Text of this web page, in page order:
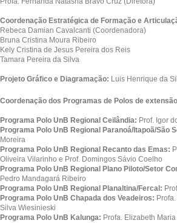
Coordenação Estratégica de Formação e
Rebeca Damian Cavalcanti (Coordenadora)
Bruna Cristina Moura Ribeiro
Kely Cristina de Jesus Pereira dos Reis
Tamara Pereira da Silva
Projeto Gráfico e Diagramação: Luis Henrique da
Coordenação dos Programas de Polos de extensão
Programa Polo UnB Regional Ceilândia: Prof. Igor
Programa Polo UnB Regional Paranoá/Itapoã/São
Moreira
Programa Polo UnB Regional Recanto das Emas:
Oliveira Vilarinho e Prof. Domingos Sávio Coelho
Programa Polo UnB Regional Plano Piloto/Setor
Pedro Mandagará Ribeiro
Programa Polo UnB Regional Planaltina/Fercal:
Programa Polo UnB Chapada dos Veadeiros:
Silva Wiesinieski
Programa Polo UnB Kalunga: Profa. Elizabeth